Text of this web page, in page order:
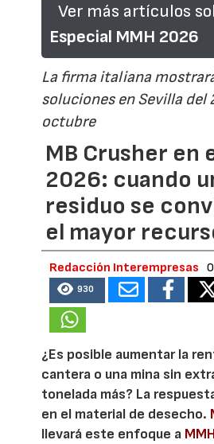
Ver más artículos
Especial MMH 2026
La firma italiana
soluciones en Sevilla del
octubre
MB Crusher en
2026: cuando
residuo se
el mayor
Redacción Interempresas
930
¿Es posible aumentar la
cantera o una mina sin
tonelada más? La
en el material de desecho.
llevará este enfoque a